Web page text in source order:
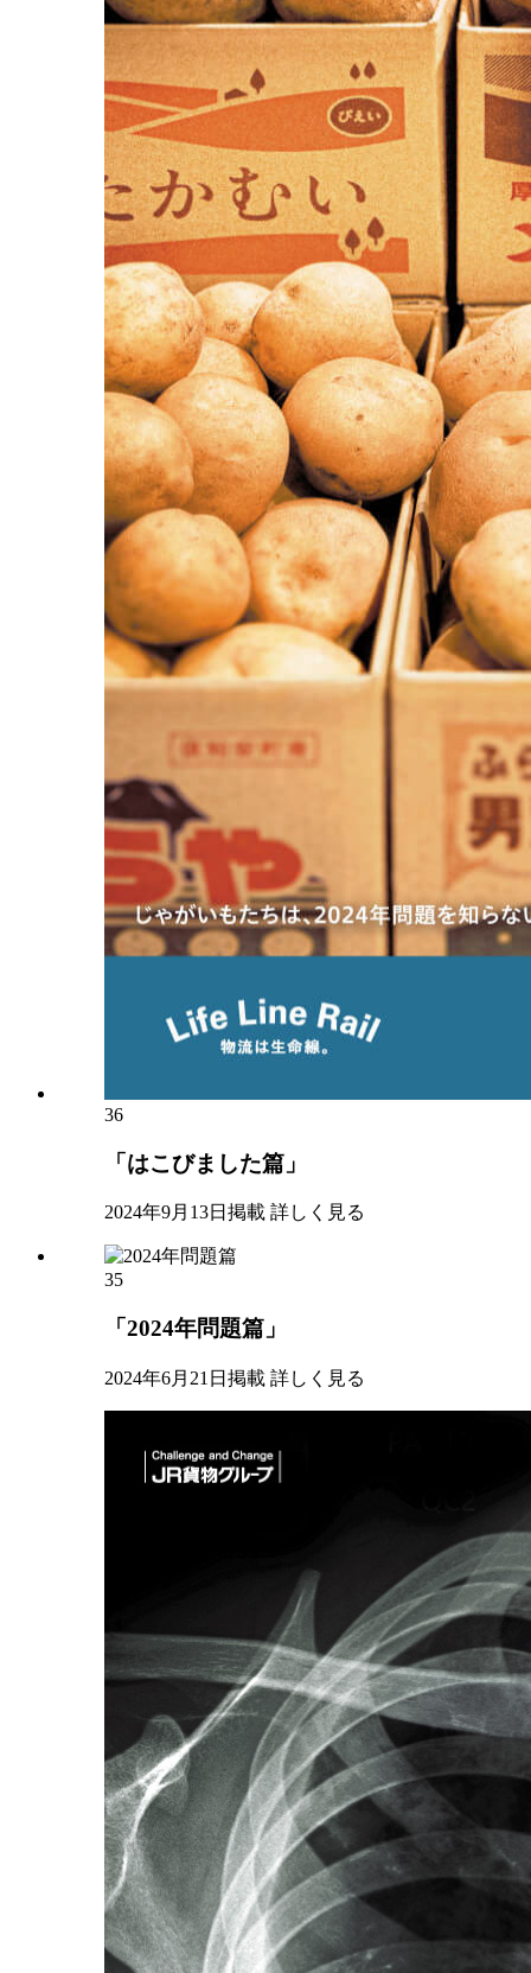
36
「はこびました篇」
2024年9月13日掲載 詳しく見る
35
「2024年問題篇」
2024年6月21日掲載 詳しく見る